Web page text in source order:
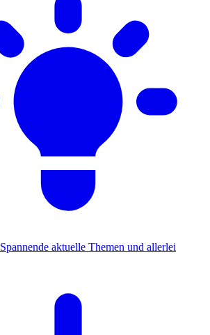
Spannende aktuelle Themen und allerlei